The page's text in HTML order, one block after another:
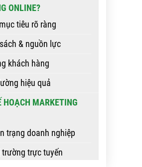
ONLINE?
tiêu rõ ràng
& nguồn lực
khách hàng
hiệu quả
MARKETING
trạng doanh nghiệp
trực tuyến